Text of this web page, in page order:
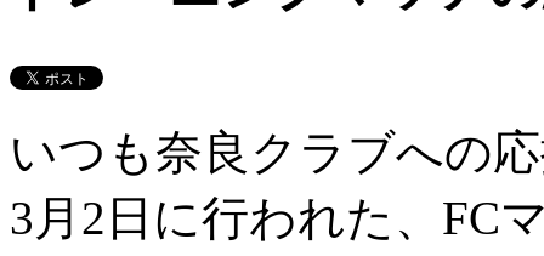
いつも奈良クラブへの
3月2日に行われた、FC